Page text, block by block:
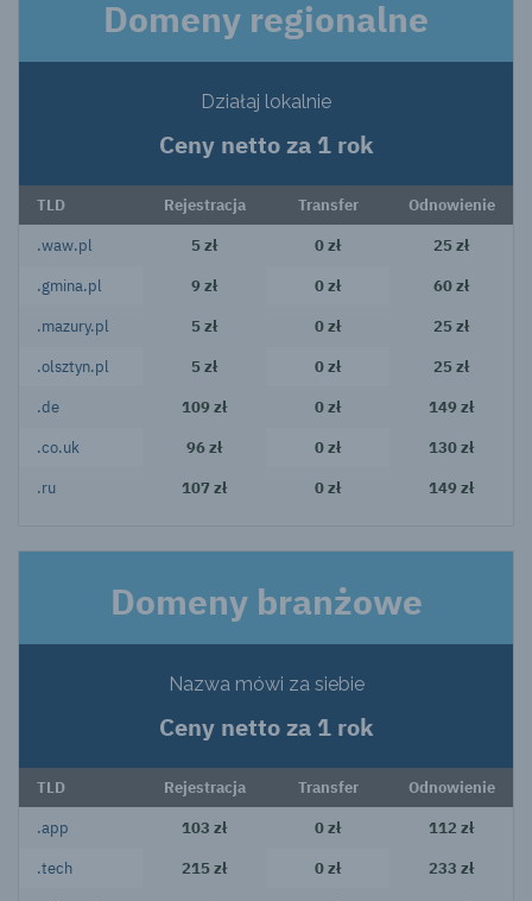
Domeny regionalne
Działaj lokalnie
Ceny netto za 1 rok
TLD Rejestracja Transfer Odnowienie
.waw.pl 5 zł 0 zł 25 zł
.gmina.pl 9 zł 0 zł 60 zł
.mazury.pl 5 zł 0 zł 25 zł
.olsztyn.pl 5 zł 0 zł 25 zł
.de 109 zł 0 zł 149 zł
.co.uk 96 zł 0 zł 130 zł
.ru 107 zł 0 zł 149 zł
Domeny branżowe
Nazwa mówi za siebie
Ceny netto za 1 rok
TLD Rejestracja Transfer Odnowienie
.app 103 zł 0 zł 112 zł
.tech 215 zł 0 zł 233 zł